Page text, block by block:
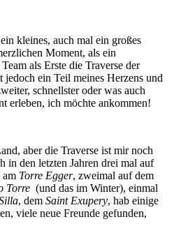
kleines, auch mal ein großes
Moment, als ein
als Erste die Traverse der
jedoch ein Teil meines Herzens und
schnellster oder was auch
erleben, ich möchte ankommen!
aber die Traverse ist mir noch
in den letzten Jahren drei mal auf
am Torre Egger, zweimal auf dem
Torre (und das im Winter), einmal
, dem Saint Exupery, hab einige
viele neue Freunde gefunden,